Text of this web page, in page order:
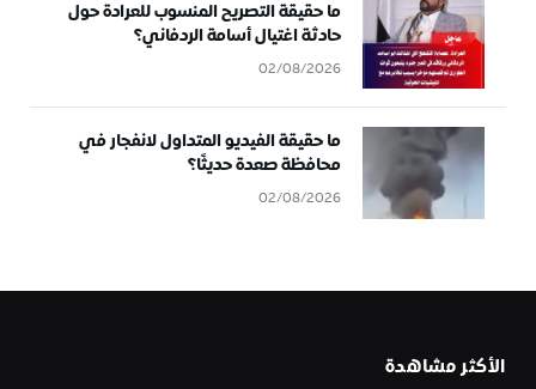
ما حقيقة التصريح المنسوب للعرادة حول
حادثة اغتيال أسامة الردفاني؟
02/08/2026
ما حقيقة الفيديو المتداول لانفجار في
محافظة صعدة حديثًا؟
02/08/2026
الأكثر مشاهدة